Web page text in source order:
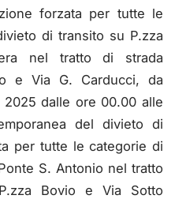
forzata per tutte le
di transito su P.zza
nel tratto di strada
e Via G. Carducci, da
dalle ore 00.00 alle
del divieto di
per tutte le categorie di
S. Antonio nel tratto
Bovio e Via Sotto